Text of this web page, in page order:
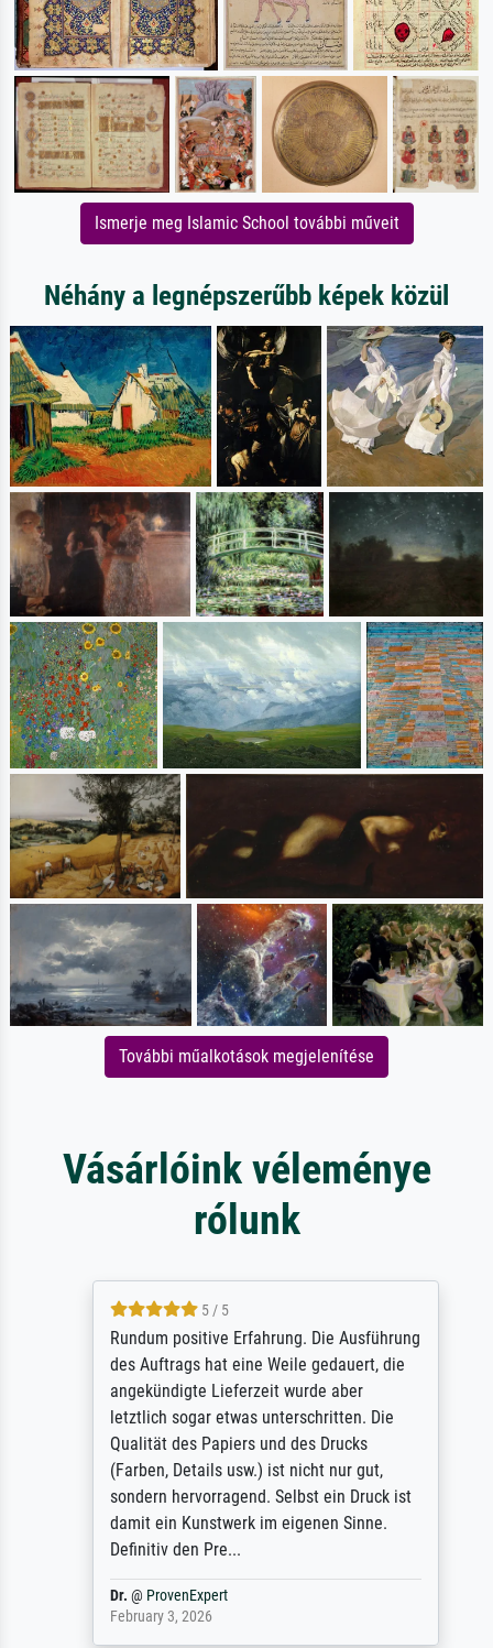
Ismerje meg Islamic School további műveit
Néhány a legnépszerűbb képek közül
További műalkotások megjelenítése
Vásárlóink véleménye
rólunk
5 / 5
Rundum positive Erfahrung. Die Ausführung
des Auftrags hat eine Weile gedauert, die
angekündigte Lieferzeit wurde aber
letztlich sogar etwas unterschritten. Die
Qualität des Papiers und des Drucks
(Farben, Details usw.) ist nicht nur gut,
sondern hervorragend. Selbst ein Druck ist
damit ein Kunstwerk im eigenen Sinne.
Definitiv den Pre...
@ ProvenExpert
February 3, 2026